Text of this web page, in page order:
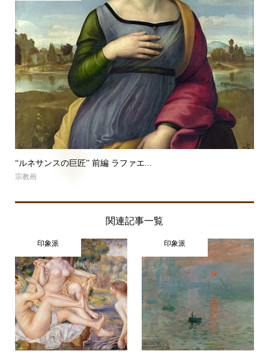
“ルネサンスの巨匠” 前編 ラファエ...
宗教画
関連記事一覧
印象派 印象派